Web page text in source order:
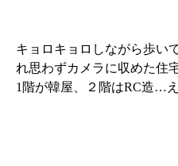
キョロキョロしながら歩い
れ思わずカメラに収めた住
1階が韓屋、２階はRC造…え